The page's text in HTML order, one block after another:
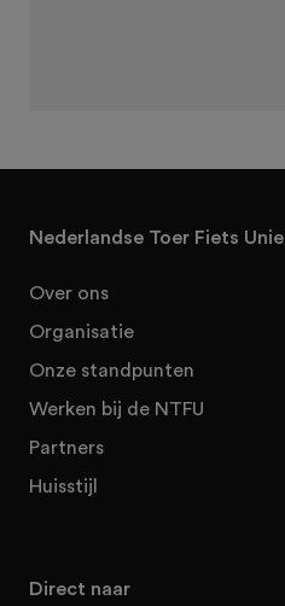
Nederlandse Toer Fiets Unie
Over ons
Organisatie
Onze standpunten
Werken bij de NTFU
Partners
Huisstijl
Direct naar